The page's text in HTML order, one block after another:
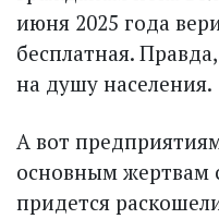
июня 2025 года
бесплатная.
на душу населения.
А вот
основным жерт­вам
придется